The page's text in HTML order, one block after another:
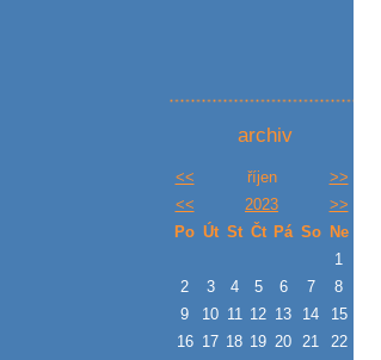
archiv
<< říjen
>>
<<
2023
>>
Po Út St Čt Pá So
Ne
1
2
3 4 5 6 7
8
9
10 11 12 13 14
15
16 17 18 19 20 21 22